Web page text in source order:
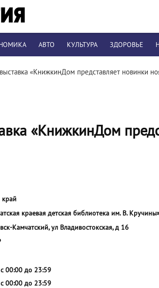
АВТО КУЛЬТУРА ЗДОРОВЬЕ
«КнижкинДом представляет новинки
«КнижкинДом
край
краевая детская библиотека им. В.
Камчатский, ул Владивостокская, д 16
00:00 до 23:59
00:00 до 23:59